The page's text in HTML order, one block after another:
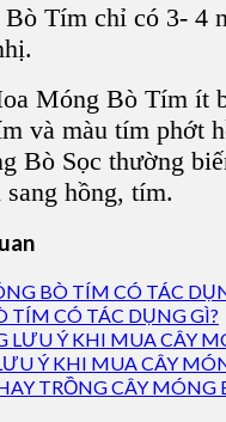
Tím chỉ có 3- 4
Móng Bò Tím ít
và màu tím phớt
Bò Sọc thường
hồng, tím.
TÍM CÓ TÁC DỤNG GÌ?
Ý KHI MUA CÂY